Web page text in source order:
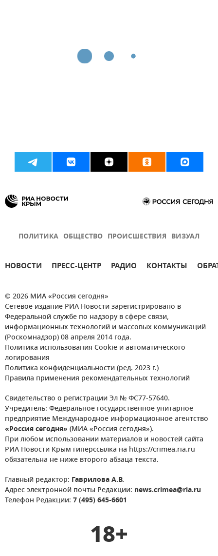
ПОЛИТИКА ОБЩЕСТВО ПРОИСШЕСТВИЯ ВИЗУАЛ
НОВОСТИ ПРЕСС-ЦЕНТР РАДИО КОНТАКТЫ
© 2026 МИА «Россия сегодня»
Сетевое издание РИА Новости зарегистрировано в
Федеральной службе по надзору в сфере связи,
информационных технологий и массовых коммуникаций
(Роскомнадзор) 08 апреля 2014 года.
Политика использования Cookie и автоматического
логирования
Политика конфиденциальности (ред. 2023 г.)
Правила применения рекомендательных технологий
Свидетельство о регистрации Эл № ФС77-57640.
Учредитель: Федеральное государственное унитарное
предприятие Международное информационное агентство
«Россия сегодня» (МИА «Россия сегодня»).
При любом использовании материалов и новостей сайта
РИА Новости Крым гиперссылка на https://crimea.ria.ru
обязательна не ниже второго абзаца текста.
Главный редактор: Гаврилова А.В.
Адрес электронной почты Редакции: news.crimea@ria.ru
Телефон Редакции: 7 (495) 645-6601
18+